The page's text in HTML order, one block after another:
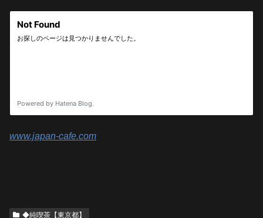
www.japan-cafe.com
◆純喫茶【東京都】